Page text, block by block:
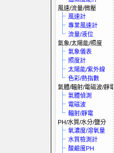
風速/流量/微壓
風速計
專業風速計
流量/液位
氣象/太陽能/照度
氣象儀表
照度計
太陽能/紫外線
色彩/熱指數
氣體/輻射/電磁波/靜電
氣體偵測
電磁波
輻射/靜電
PH/水質/水分/鹽分
氧濃度/溶氧量
水質檢測計
酸鹼度PH